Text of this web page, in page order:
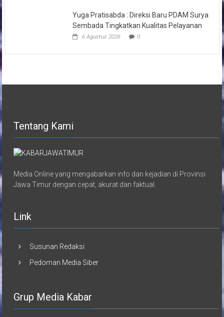
Yuga Pratisabda : Direksi Baru PDAM Surya
Sembada Tingkatkan Kualitas Pelayanan
6 Agustus 2026 0
Tentang Kami
Media Online yang mengabarkan info dan kejadian di Provinsi
Jawa Timur dengan cepat, akurat dan faktual.
Link
Susunan Redaksi
Pedoman Media Siber
Grup Media Kabar